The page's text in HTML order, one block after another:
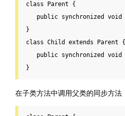
class Parent {
public synchronized void
class Child extends Parent {
public synchronized void
}
在子类方法中调用父类的同步方法